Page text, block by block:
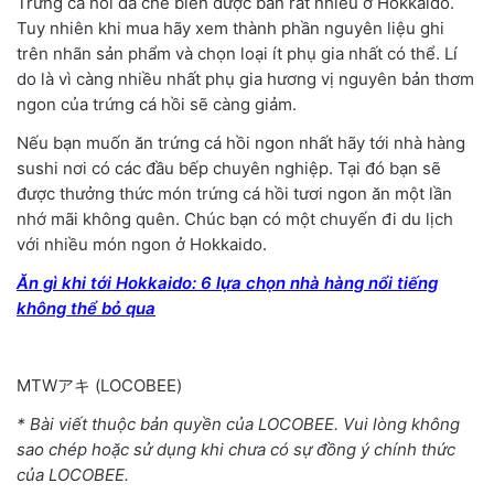
Tuy nhiên khi mua hãy xem thành phần nguyên liệu ghi
trên nhãn sản phẩm và chọn loại ít phụ gia nhất có thể. Lí
do là vì càng nhiều nhất phụ gia hương vị nguyên bản thơm
ngon của trứng cá hồi sẽ càng giảm.
Nếu bạn muốn ăn trứng cá hồi ngon nhất hãy tới nhà hàng
sushi nơi có các đầu bếp chuyên nghiệp. Tại đó bạn sẽ
được thưởng thức món trứng cá hồi tươi ngon ăn một lần
nhớ mãi không quên. Chúc bạn có một chuyến đi du lịch
với nhiều món ngon ở Hokkaido.
Ăn gì khi tới Hokkaido: 6 lựa chọn nhà hàng nổi tiếng
không thể bỏ qua
MTWアキ (LOCOBEE)
* Bài viết thuộc bản quyền của LOCOBEE. Vui lòng không
sao chép hoặc sử dụng khi chưa có sự đồng ý chính thức
của LOCOBEE.